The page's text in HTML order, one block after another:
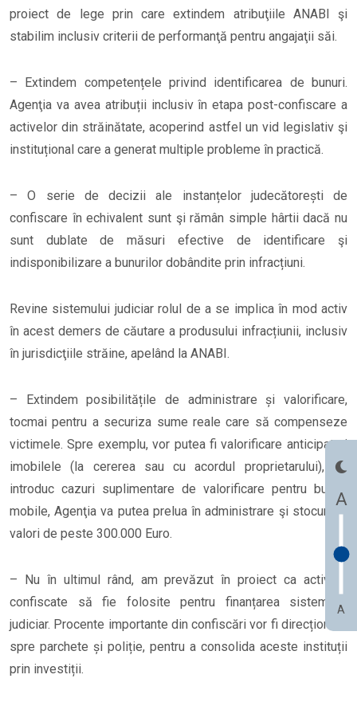
A
A
proiect de lege prin care extindem atribuţiile ANABI şi
stabilim inclusiv criterii de performanţă pentru angajaţii săi.
– Extindem competențele privind identificarea de bunuri.
Agenţia va avea atribuții inclusiv în etapa post-confiscare a
activelor din străinătate, acoperind astfel un vid legislativ şi
instituțional care a generat multiple probleme în practică.
– O serie de decizii ale instanțelor judecătorești de
confiscare în echivalent sunt şi rămân simple hârtii dacă nu
sunt dublate de măsuri efective de identificare şi
indisponibilizare a bunurilor dobândite prin infracțiuni.
Revine sistemului judiciar rolul de a se implica în mod activ
în acest demers de căutare a produsului infracțiunii, inclusiv
în jurisdicţiile străine, apelând la ANABI.
– Extindem posibilitățile de administrare și valorificare,
tocmai pentru a securiza sume reale care să compenseze
victimele. Spre exemplu, vor putea fi valorificare anticipat şi
imobilele (la cererea sau cu acordul proprietarului), se
introduc cazuri suplimentare de valorificare pentru bunuri
mobile, Agenţia va putea prelua în administrare şi stocuri cu
valori de peste 300.000 Euro.
– Nu în ultimul rând, am prevăzut în proiect ca activele
confiscate să fie folosite pentru finanțarea sistemului
judiciar. Procente importante din confiscări vor fi direcționate
spre parchete și poliție, pentru a consolida aceste instituții
prin investiții.